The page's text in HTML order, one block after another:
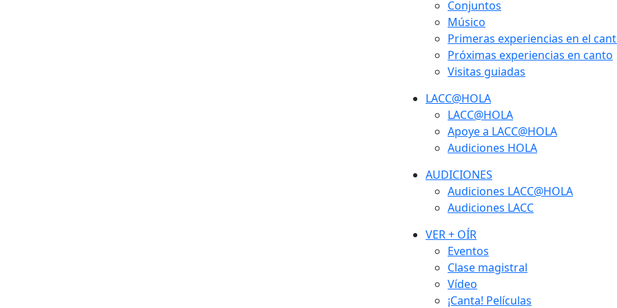
Conjuntos
Músico
Primeras experiencias en el
Próximas experiencias en canto
Visitas guiadas
LACC@HOLA
LACC@HOLA
Apoye a LACC@HOLA
Audiciones HOLA
AUDICIONES
Audiciones LACC@HOLA
Audiciones LACC
VER + OÍR
Eventos
Clase magistral
Vídeo
¡Canta! Películas